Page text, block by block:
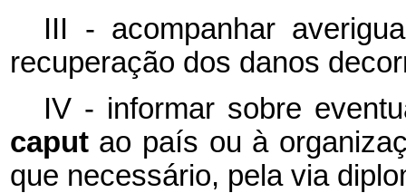
III - acompanhar
recuperação dos danos
IV - informar sobre
caput ao país ou à
que necessário, pela via